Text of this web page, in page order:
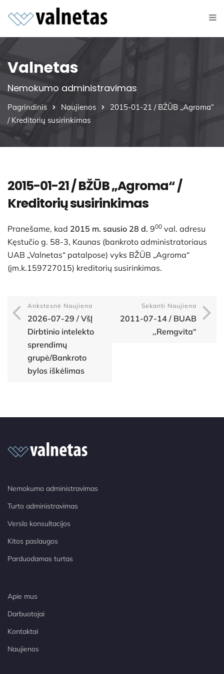
Valnetas
Nemokumo administravimas
Pagrindinis Naujienos
2015-01-21 / BŽŪB „Agroma“
/ Kreditorių susirinkimas
2015-01-21 / BŽŪB „Agroma“ /
Kreditorių susirinkimas
Pranešame, kad 2015 m. sausio 28 d. 900 val. adresu
Kęstučio g. 58-3, Kaunas (bankroto administratoriaus
UAB „Valnetas“ patalpose) vyks BŽŪB „Agroma“
(įm.k.159727015) kreditorių susirinkimas.
Ankstesnė Naujiena
2026-07-29 / VšĮ
Dirbtinio intelekto
sprendimų
grupė/Bankroto
bylos iškėlimas
Sekanti Naujiena
2011-07-14 / BUAB
,,Remgvita“
Nemokumo administravimas
Turto administravimas
Verslo konsultacijos
Kitos paslaugos
Parduodamas turtas
Apie mus
Darbuotojai
Kontaktai
Naujienos